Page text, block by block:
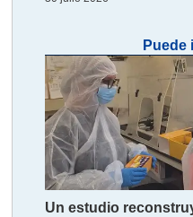
Puede
Un estudio